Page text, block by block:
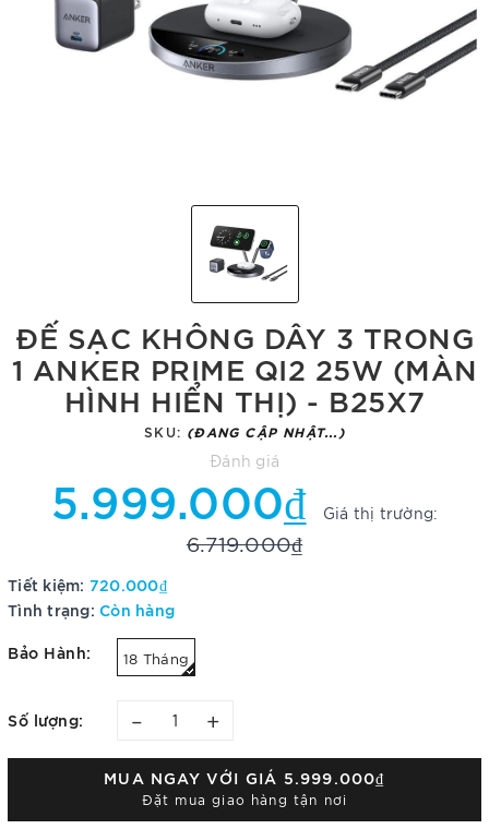
ĐẾ SẠC KHÔNG DÂY 3 TRONG
1 ANKER PRIME QI2 25W (MÀN
HÌNH HIỂN THỊ) - B25X7
SKU: (ĐANG CẬP NHẬT...)
Đánh giá
5.999.000₫ Giá thị trường:
6.719.000₫
Tiết kiệm: 720.000₫
Tình trạng: Còn hàng
Bảo Hành: 18 Tháng
Số lượng: – +
MUA NGAY VỚI GIÁ 5.999.000₫
Đặt mua giao hàng tận nơi